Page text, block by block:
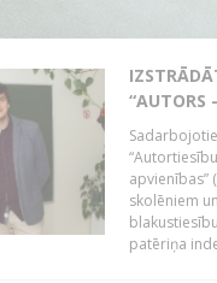
“AUTORS
apvienības”
skolēniem
patēriņa